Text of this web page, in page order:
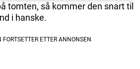
tomten, så kommer den snart til
i hanske.